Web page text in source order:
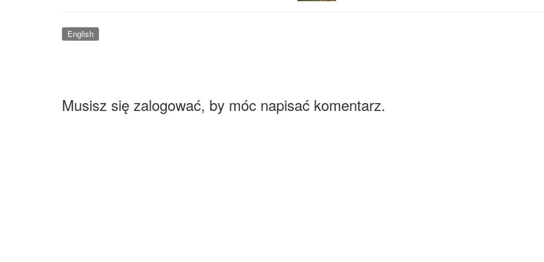
English
Musisz się zalogować, by móc napisać komentarz.